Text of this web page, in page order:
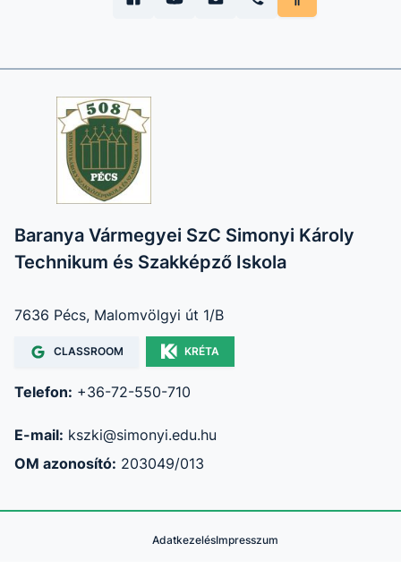
Baranya Vármegyei SzC Simonyi Károly
Technikum és Szakképző Iskola
7636 Pécs, Malomvölgyi út 1/B
CLASSROOM KRÉTA
Telefon: +36-72-550-710
E-mail: kszki@simonyi.edu.hu
OM azonosító: 203049/013
AdatkezelésImpresszum